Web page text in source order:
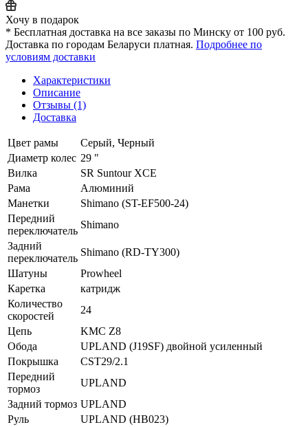
Хочу в подарок
* Бесплатная доставка на все заказы по Минску от 100 руб.
Доставка по городам Беларуси платная. Подробнее по
условиям доставки
Характеристики
Описание
Отзывы (1)
Доставка
Цвет рамы
Серый, Черный
Диаметр колес 29 "
Вилка
SR Suntour XCE
Рама
Алюминий
Манетки
Shimano (ST-EF500-24)
Передний
переключатель
Shimano
Задний
переключатель
Shimano (RD-TY300)
Шатуны
Prowheel
Каретка
катридж
Количество
скоростей
24
Цепь
KMC Z8
Обода
UPLAND (J19SF) двойной усиленный
Покрышка
CST29/2.1
Передний
тормоз
UPLAND
Задний тормоз UPLAND
Руль
UPLAND (HB023)